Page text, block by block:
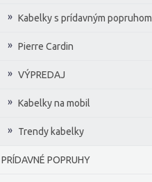
Kabelky s prídavným popruhom
Pierre Cardin
VÝPREDAJ
Kabelky na mobil
Trendy kabelky
PRÍDAVNÉ POPRUHY